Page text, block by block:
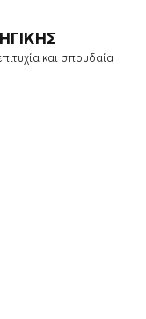
και σπουδαία